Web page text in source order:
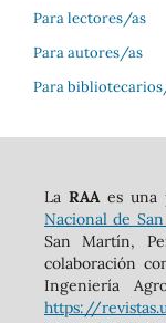
Para lectores/as
Para autores/as
Para
La RAAes una
Nacional de
San Martín,
colaboración
Ingeniería
https://